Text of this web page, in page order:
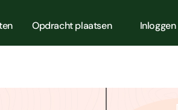
Opdracht plaatsen Inloggen